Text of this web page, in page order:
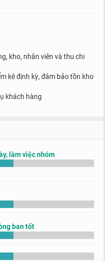
kho, nhân viên và thu chi
kê định kỳ, đảm bảo tồn kho
khách hàng
làm việc nhóm
ban tốt